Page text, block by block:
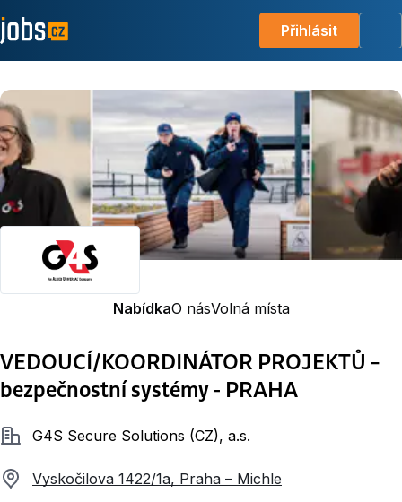
Přihlásit
NabídkaO násVolná místa
VEDOUCÍ/KOORDINÁTOR PROJEKTŮ –
bezpečnostní systémy - PRAHA
SpolečnostG4S Secure Solutions (CZ), a.s.
Vyskočilova 1422/1a, Praha – Michle